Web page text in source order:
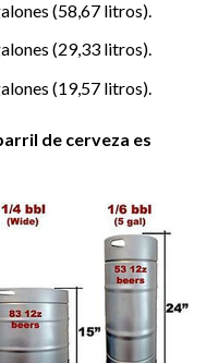
(58,67 litros).
(29,33 litros).
(19,57 litros).
de cerveza es